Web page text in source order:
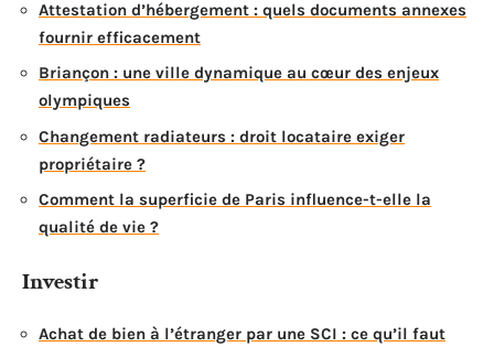
Attestation d’hébergement : quels documents annexes
fournir efficacement
Briançon : une ville dynamique au cœur des enjeux
olympiques
Changement radiateurs : droit locataire exiger
propriétaire ?
Comment la superficie de Paris influence-t-elle la
qualité de vie ?
Investir
Achat de bien à l’étranger par une SCI : ce qu’il faut